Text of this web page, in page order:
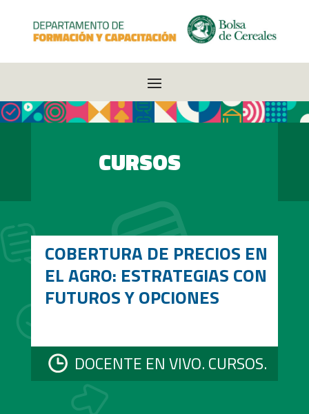
CURSOS
COBERTURA DE PRECIOS EN
EL AGRO: ESTRATEGIAS CON
FUTUROS Y OPCIONES
DOCENTE EN VIVO. CURSOS.